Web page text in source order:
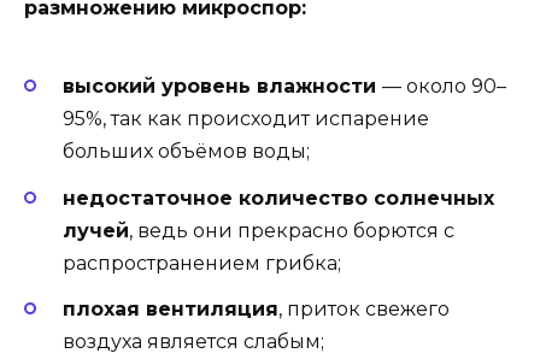
размножению микроспор:
высокий уровень влажности — около 90–
95%, так как происходит испарение
больших объёмов воды;
недостаточное количество солнечных
лучей, ведь они прекрасно борются с
распространением грибка;
плохая вентиляция, приток свежего
воздуха является слабым;